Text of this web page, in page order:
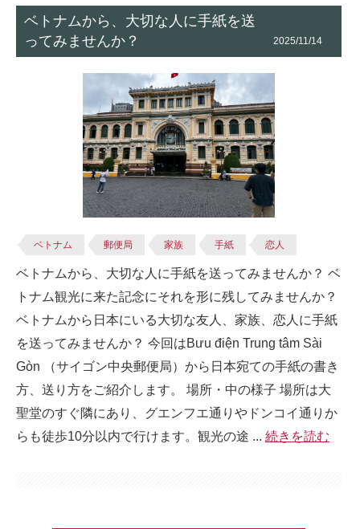
ベトナムから、大切な人に手紙を送
ってみませんか？
2025/11/14
ベトナム 郵便局 家族 手紙 恋人
ベトナムから、大切な人に手紙を送ってみませんか？ ベ
トナム観光に来た記念にそれを形に残してみませんか？
ベトナムから日本にいる大切な友人、家族、恋人に手紙
を送ってみませんか？ 今回はBưu điện Trung tâm Sài
Gòn （サイゴン中央郵便局）から日本宛ての手紙の書き
方、送り方をご紹介します。 場所・中の様子 場所は大
聖堂のすぐ隣にあり、グエンフエ通りやドンコイ通りか
らも徒歩10分以内で行けます。観光の途 ... 続きを読む